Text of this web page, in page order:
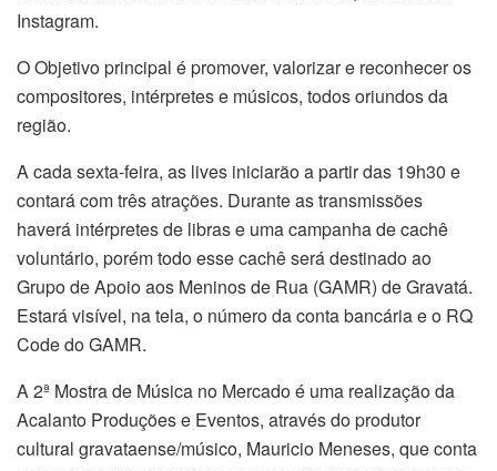
Instagram.
O Objetivo principal é promover, valorizar e reconhecer os
compositores, intérpretes e músicos, todos oriundos da
região.
A cada sexta-feira, as lives iniciarão a partir das 19h30 e
contará com três atrações. Durante as transmissões
haverá intérpretes de libras e uma campanha de cachê
voluntário, porém todo esse cachê será destinado ao
Grupo de Apoio aos Meninos de Rua (GAMR) de Gravatá.
Estará visível, na tela, o número da conta bancária e o RQ
Code do GAMR.
A 2ª Mostra de Música no Mercado é uma realização da
Acalanto Produções e Eventos, através do produtor
cultural gravataense/músico, Mauricio Meneses, que conta